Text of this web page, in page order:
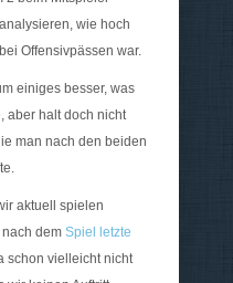
wie hoch
Offensivpässen war.
einiges besser, was
aber halt doch nicht
man nach den beiden
aktuell spielen
nach dem Spiel letzte
schon vielleicht nicht